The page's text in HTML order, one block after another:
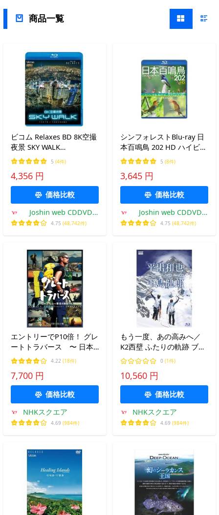
商品一覧
ビコム Relaxes BD 8K空撮
夜景 SKY WALK
TOKYO/YOKOHAMA/BGV[Blu-
ray]【返品種別A】
5 (4件)
4,356 円
価格比較
Joshin web CDDVD
Yahoo!店
4.75 (48,742件)
シンフォレストBlu-ray 日
本百鳴鳥 202 HD ハイビジ
ョン映像と鳴き声で愉しむ
野鳥図鑑/教養[Blu-ray]
【返品種別A】
5 (8件)
3,645 円
価格比較
Joshin web CDDVD
Yahoo!店
4.75 (48,742件)
エントリーでP10倍！ グレ
ートトラバース 〜 日本
百名山一筆書き踏破 〜
ディレクターズカット版
DVD 2枚セット
4.22 (18件)
7,700 円
価格比較
NHKスクエア
4.69 (984件)
もう一度、あの高みへ／
K2西壁 ふたりの軌跡 ブル
ーレイ 全2枚0 (1件)
10,560 円
価格比較
NHKスクエア
4.69 (984件)